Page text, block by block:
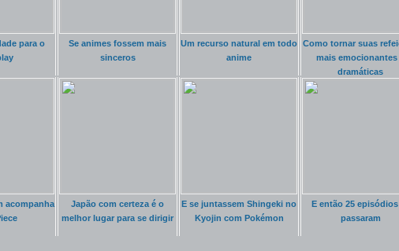
para o
Se animes fossem mais
sinceros
Um recurso natural em todo
anime
Como tornar suas
mais emocionantes
dramáticas
acompanha
Japão com certeza é o
melhor lugar para se dirigir
E se juntassem Shingeki no
Kyojin com Pokémon
E então 25 episódios
passaram